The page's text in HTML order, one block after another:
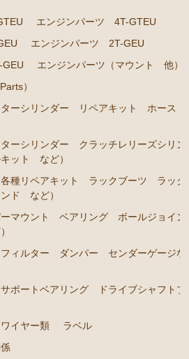
エンジンパーツ 4T-GTEU
エンジンパーツ 2T-GEU
エンジンパーツ（マウント 他）
）
ターシリンダー リペアキット ホース
ーシリンダー クラッチレリーズシリン
ット など）
各種リペアキット ラックブーツ ラック
ド など）
ーマウント ベアリング ボールジョイン
ィルター ダンパー センダーゲージな
ポートベアリング ドライブシャフトブ
イヤー類
ラベル